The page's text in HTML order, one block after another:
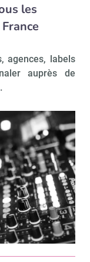
les
agences, labels
auprès de